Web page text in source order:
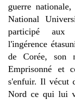
guerre
National
participé aux
l'ingérence
de Corée, son
Emprisonné et
s'enfuir. Il vécut
Nord ce qui lui